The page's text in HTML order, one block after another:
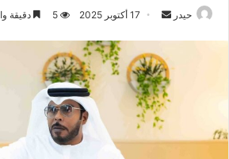
حيدر
أرسل
إلكترونيا
17 أكتوبر 2025 5 دقيقة